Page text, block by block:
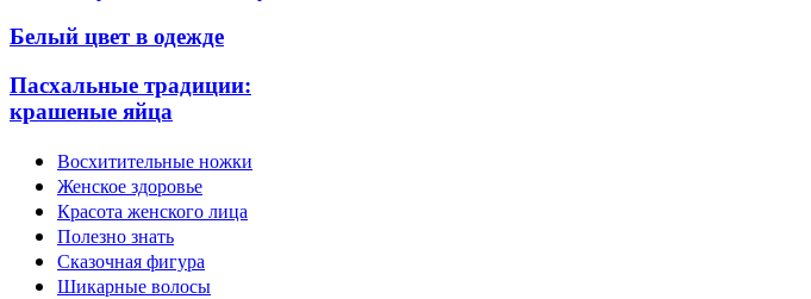
Белый цвет в одежде
Пасхальные традиции:
крашеные яйца
Восхитительные ножки
Женское здоровье
Красота женского лица
Полезно знать
Сказочная фигура
Шикарные волосы